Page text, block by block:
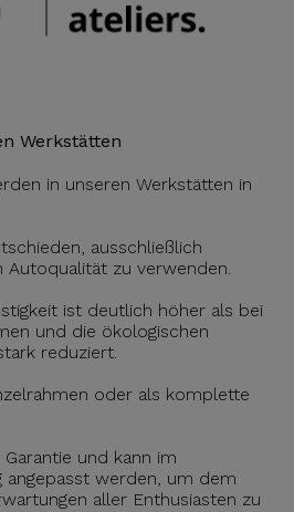
Werkstätten
in unseren Werkstätten in
ausschließlich
Autoqualität zu verwenden.
ist deutlich höher als bei
und die ökologischen
reduziert.
oder als komplette
und kann im
angepasst werden, um dem
aller Enthusiasten zu